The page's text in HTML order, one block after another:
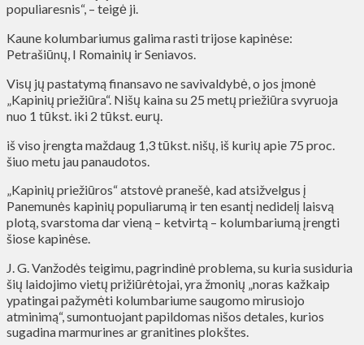
populiaresnis“, – teigė ji.
Kaune kolumbariumus galima rasti trijose kapinėse:
Petrašiūnų, I Romainių ir Seniavos.
Visų jų pastatymą finansavo ne savivaldybė, o jos įmonė
„Kapinių priežiūra“. Nišų kaina su 25 metų priežiūra svyruoja
nuo 1 tūkst. iki 2 tūkst. eurų.
iš viso įrengta maždaug 1,3 tūkst. nišų, iš kurių apie 75 proc.
šiuo metu jau panaudotos.
„Kapinių priežiūros“ atstovė pranešė, kad atsižvelgus į
Panemunės kapinių populiarumą ir ten esantį nedidelį laisvą
plotą, svarstoma dar vieną – ketvirtą – kolumbariumą įrengti
šiose kapinėse.
J. G. Vanžodės teigimu, pagrindinė problema, su kuria susiduria
šių laidojimo vietų prižiūrėtojai, yra žmonių „noras kažkaip
ypatingai pažymėti kolumbariume saugomo mirusiojo
atminimą“, sumontuojant papildomas nišos detales, kurios
sugadina marmurines ar granitines plokštes.